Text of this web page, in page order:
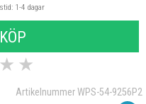
1-4 dagar
KÖP
★ ★
Artikelnummer WPS-54-9256P2